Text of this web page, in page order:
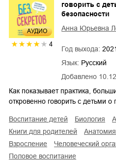
AУДИО
4
Добавлено
говорить с
безопасности
Анна Юрьевна
Год выхода:
Язык: Русский
Как показывает практика,
откровенно говорить с детьми о
воспитание детей биология
книги для родителей
взросление
человеческий
половое воспитание